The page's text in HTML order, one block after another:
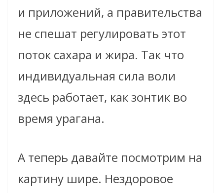
и приложений, а правительства
не спешат регулировать этот
поток сахара и жира. Так что
индивидуальная сила воли
здесь работает, как зонтик во
время урагана.
А теперь давайте посмотрим на
картину шире. Нездоровое